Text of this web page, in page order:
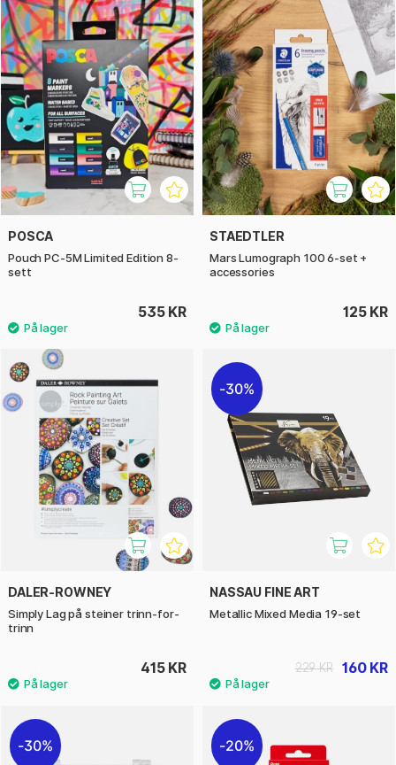
POSCA
Pouch PC-5M Limited Edition 8-
sett
535 KR
STAEDTLER
Mars Lumograph 100 6-set +
accessories
125 KR
DALER-ROWNEY
Simply Lag på steiner trinn-for-
trinn
415 KR
30%
NASSAU FINE ART
Metallic Mixed Media 19-set
160 KR
229 KR
30% 20%